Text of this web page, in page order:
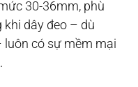
30-36mm, phù
khi dây đeo – dù
luôn có sự mềm mại